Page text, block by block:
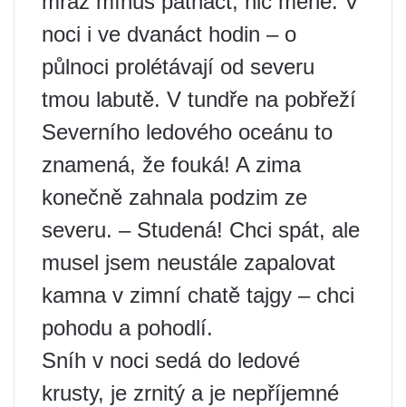
noci i ve dvanáct hodin – o
půlnoci prolétávají od severu
tmou labutě. V tundře na pobřeží
Severního ledového oceánu to
znamená, že fouká! A zima
konečně zahnala podzim ze
severu. – Studená! Chci spát, ale
musel jsem neustále zapalovat
kamna v zimní chatě tajgy – chci
pohodu a pohodlí.
Sníh v noci sedá do ledové
krusty, je zrnitý a je nepříjemné